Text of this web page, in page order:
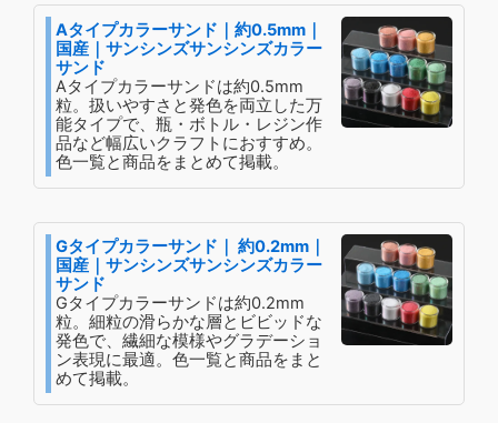
Aタイプカラーサンド｜約0.5mm｜
国産｜サンシンズサンシンズカラー
サンド
Aタイプカラーサンドは約0.5mm
粒。扱いやすさと発色を両立した万
能タイプで、瓶・ボトル・レジン作
品など幅広いクラフトにおすすめ。
色一覧と商品をまとめて掲載。
Gタイプカラーサンド｜ 約0.2mm｜
国産｜サンシンズサンシンズカラー
サンド
Gタイプカラーサンドは約0.2mm
粒。細粒の滑らかな層とビビッドな
発色で、繊細な模様やグラデーショ
ン表現に最適。色一覧と商品をまと
めて掲載。